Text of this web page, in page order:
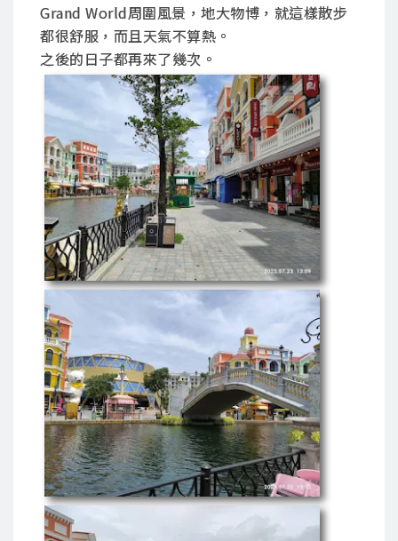
Grand World周圍風景，地大物博，就這樣散步
都很舒服，而且天氣不算熱。
之後的日子都再來了幾次。